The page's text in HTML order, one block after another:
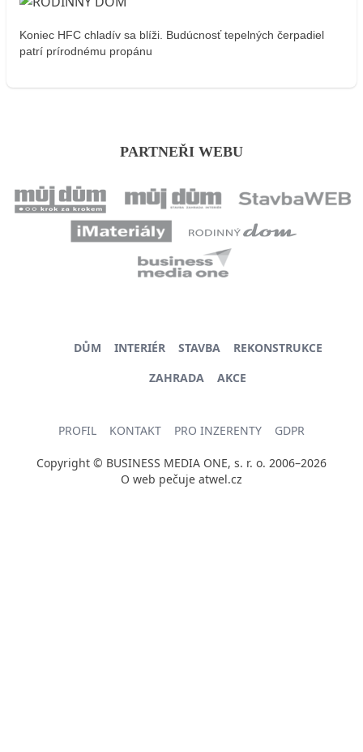
Koniec HFC chladív sa blíži. Budúcnosť tepelných čerpadiel
patrí prírodnému propánu
PARTNEŘI WEBU
DŮM INTERIÉR STAVBA
REKONSTRUKCE
ZAHRADA
AKCE
PROFIL KONTAKT PRO INZERENTY GDPR
Copyright © BUSINESS MEDIA ONE, s. r. o. 2006–2026